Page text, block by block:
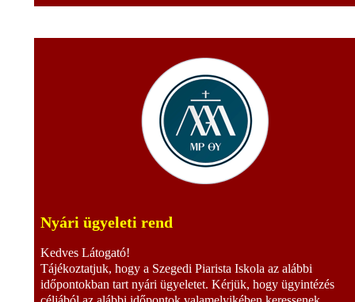
Nyári ügyeleti rend
Kedves Látogató!
Tájékoztatjuk, hogy a Szegedi Piarista Iskola az alábbi
időpontokban tart nyári ügyeletet. Kérjük, hogy ügyintézés